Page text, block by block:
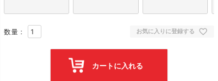
お気に入りに登録する
カートに入れる